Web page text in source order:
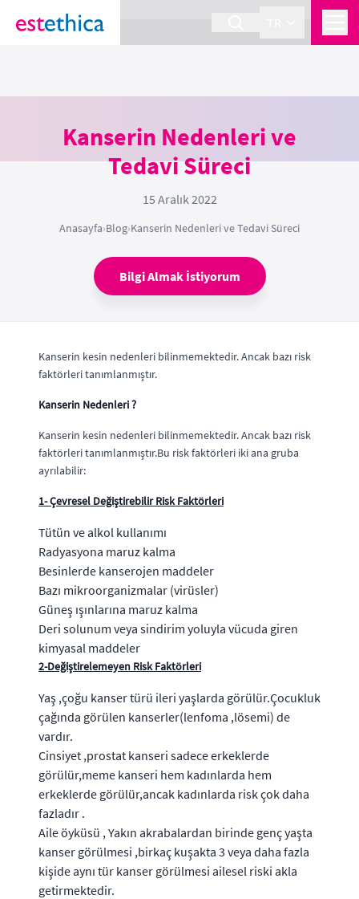
section Service {
Kanserin Nedenleri ve
Tedavi Süreci
15 Aralık 2022
Anasayfa›Blog›Kanserin Nedenleri ve Tedavi Süreci
Bilgi Almak İstiyorum
Kanserin kesin nedenleri bilinmemektedir. Ancak bazı risk
faktörleri tanımlanmıştır.
Kanserin Nedenleri ?
Kanserin kesin nedenleri bilinmemektedir. Ancak bazı risk
faktörleri tanımlanmıştır.Bu risk faktörleri iki ana gruba
ayrılabilir:
1- Çevresel Değiştirebilir Risk Faktörleri
Tütün ve alkol kullanımı
Radyasyona maruz kalma
Besinlerde kanserojen maddeler
Bazı mikroorganizmalar (virüsler)
Güneş ışınlarına maruz kalma
Deri solunum veya sindirim yoluyla vücuda giren
kimyasal maddeler
2-Değiştirelemeyen Risk Faktörleri
Yaş ,çoğu kanser türü ileri yaşlarda görülür.Çocukluk
çağında görülen kanserler(lenfoma ,lösemi) de
vardır.
Cinsiyet ,prostat kanseri sadece erkeklerde
görülür,meme kanseri hem kadınlarda hem
erkeklerde görülür,ancak kadınlarda risk çok daha
fazladır .
Aile öyküsü , Yakın akrabalardan birinde genç yaşta
kanser görülmesi ,birkaç kuşakta 3 veya daha fazla
kişide aynı tür kanser görülmesi ailesel riski akla
getirmektedir.